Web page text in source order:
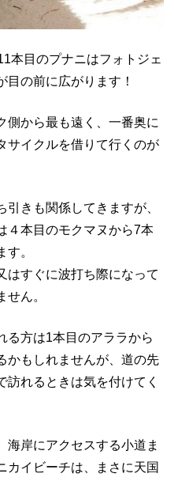
本目のプナニはフォトジェ
目の前に広がります！
側から最も遠く、一番奥に
サイクルを借りて行くのが
きも関係してきますが、
４本目のモクマヌから7本
す。
はすぐに波打ち際になって
ん。
る方は1本目のアララから
かもしれませんが、道の先
訪れるときは気を付けてく
海岸にアクセスする小道ま
カイビーチは、まさに天国